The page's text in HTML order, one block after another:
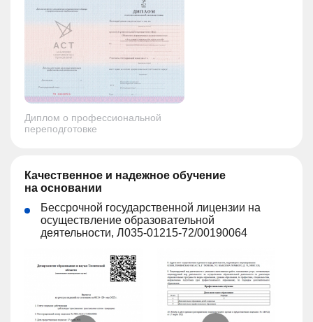
Диплом о профессиональной
переподготовке
Качественное и надежное обучение
на основании
Бессрочной государственной лицензии на
осуществление образовательной
деятельности, Л035-01215-72/00190064